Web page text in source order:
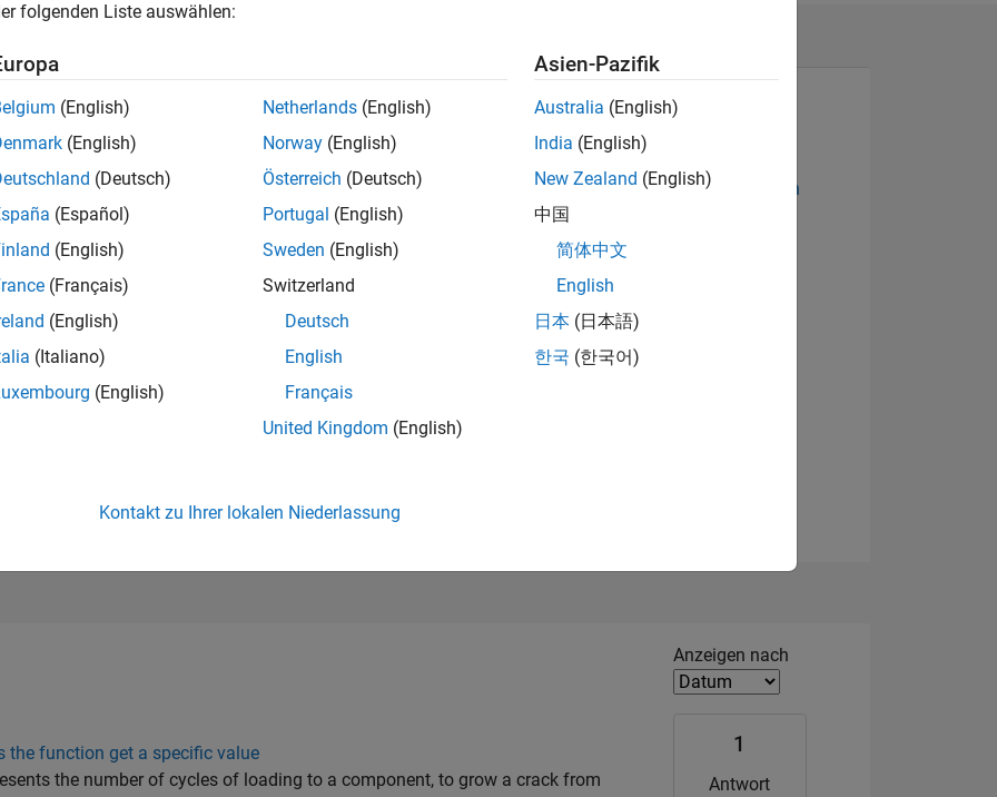
of 302.025
Abzeichen anzeigen
Filter2
Anzeigen nach
the function get a specific value
the number of cycles of loading to a component, to grow a crack from
1
Antwort
folgenden Liste auswählen:
(English)
(English)
(Deutsch)
(Español)
(English)
(Français)
(English)
(Italiano)
(English)
Netherlands (English)
Norway (English)
Österreich (Deutsch)
Portugal (English)
Sweden (English)
Switzerland
Deutsch
English
Français
United Kingdom (English)
Asien-Pazifik
Australia (English)
India (English)
New Zealand (English)
中国
简体中文
English
日本 (日本語)
한국 (한국어)
Kontakt zu Ihrer lokalen Niederlassung